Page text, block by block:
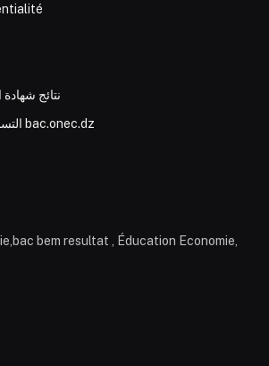
نتائج شهادة
التسجيل في بكالوريا 2026 bac.onec.dz
bem resultat , Éducation Economie,